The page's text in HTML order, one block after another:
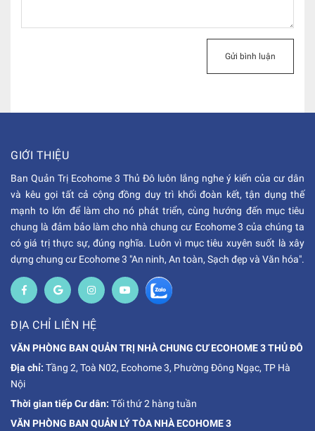
Gửi bình luận
GIỚI THIỆU
Ban Quản Trị Ecohome 3 Thủ Đô luôn lắng nghe ý kiến của cư dân
và kêu gọi tất cả cộng đồng duy trì khối đoàn kết, tận dụng thế
mạnh to lớn để làm cho nó phát triển, cùng hướng đến mục tiêu
chung là đảm bảo làm cho nhà chung cư Ecohome 3 của chúng ta
có giá trị thực sự, đúng nghĩa. Luôn vì mục tiêu xuyên suốt là xây
dựng chung cư Ecohome 3 "An ninh, An toàn, Sạch đẹp và Văn hóa".
ĐỊA CHỈ LIÊN HỆ
VĂN PHÒNG BAN QUẢN TRỊ NHÀ CHUNG CƯ ECOHOME 3 THỦ ĐÔ
Địa chỉ: Tầng 2, Toà N02, Ecohome 3, Phường Đông Ngạc, TP Hà
Nội
Thời gian tiếp Cư dân: Tối thứ 2 hàng tuần
VĂN PHÒNG BAN QUẢN LÝ TÒA NHÀ ECOHOME 3